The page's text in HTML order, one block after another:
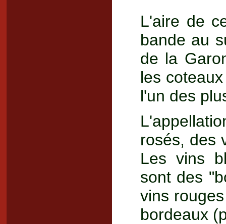
L'aire de
bande au
de la
les
l'un des
rosés, des
Les vins
sont des
vins
bordeaux